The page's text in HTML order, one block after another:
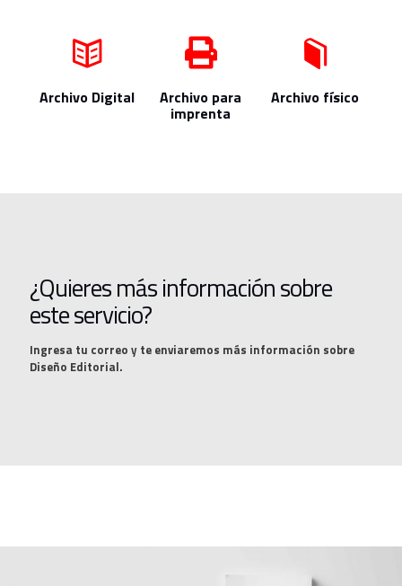
Archivo Digital Archivo para
imprenta
Archivo físico
¿Quieres más información sobre
este servicio?
Ingresa tu correo y te enviaremos más información sobre
Diseño Editorial.